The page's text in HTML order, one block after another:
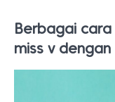
Berbagai
miss v